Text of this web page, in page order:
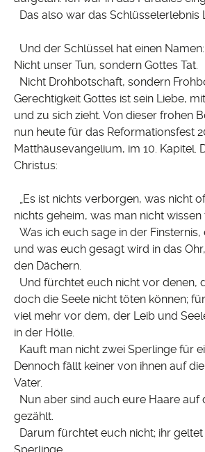
Das also war das Schlüsselerlebnis
Und der Schlüssel hat einen
Nicht unser Tun, sondern Gottes Tat.
Nicht Drohbotschaft, sondern
Gerechtigkeit Gottes ist sein Liebe,
und zu sich zieht. Von dieser frohen
nun heute für das Reformationsfest
Matthäusevangelium, im 10. Kapitel.
Christus:
„Es ist nichts verborgen, was nicht
nichts geheim, was man nicht wissen
Was ich euch sage in der
und was euch gesagt wird in das
den Dächern.
Und fürchtet euch nicht vor denen,
doch die Seele nicht töten können;
viel mehr vor dem, der Leib und
in der Hölle.
Kauft man nicht zwei Sperlinge für
Dennoch fällt keiner von ihnen auf
Vater.
Nun aber sind auch eure Haare auf
gezählt.
Darum fürchtet euch nicht; ihr